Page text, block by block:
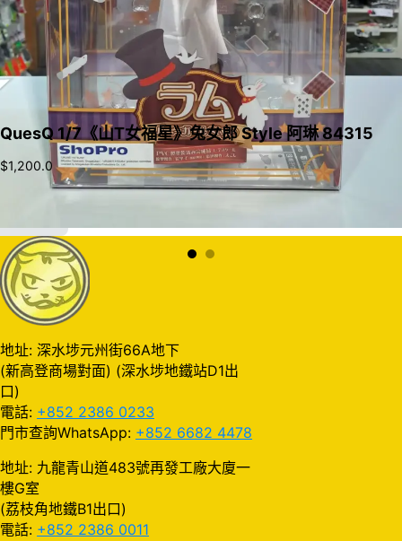
QuesQ 1/7《山T女福星》兔女郎 Style 阿琳 84315
$1,200.0
地址: 深水埗元州街66A地下
(新高登商場對面) (深水埗地鐵站D1出
口)
電話: +852 2386 0233
門市查詢WhatsApp: +852 6682 4478
地址: 九龍青山道483號再發工廠大廈一
樓G室
(荔枝角地鐵B1出口)
電話: +852 2386 0011